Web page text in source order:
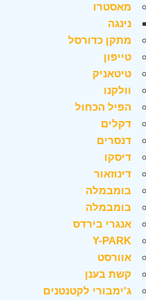
מאסטרו
נינגה
מתקן כדורסל
טייפון
טיטאניק
וולקנו
הפיל הכחול
דקלים
דנסרים
דיסקו
דינוזאור
בומבמלה
בומבמלה
אנגרי בירדס
Y-PARK
אוורסט
קשת בענן
ג'ימבורי לקטנטנים